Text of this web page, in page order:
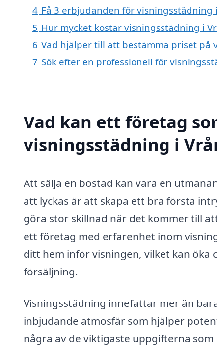
4 Få 3 erbjudanden för
5 Hur mycket kostar visningsstädning i
6 Vad hjälper till att bestämma priset på
7 Sök efter en professionell för
Vad kan ett företag
visningsstädning i
Att sälja en bostad kan vara en
att lyckas är att skapa ett bra första
göra stor skillnad när det kommer till
ett företag med erfarenhet inom
ditt hem inför visningen, vilket kan öka
försäljning.
Visningsstädning innefattar mer än
inbjudande atmosfär som hjälper
några av de viktigaste uppgifterna